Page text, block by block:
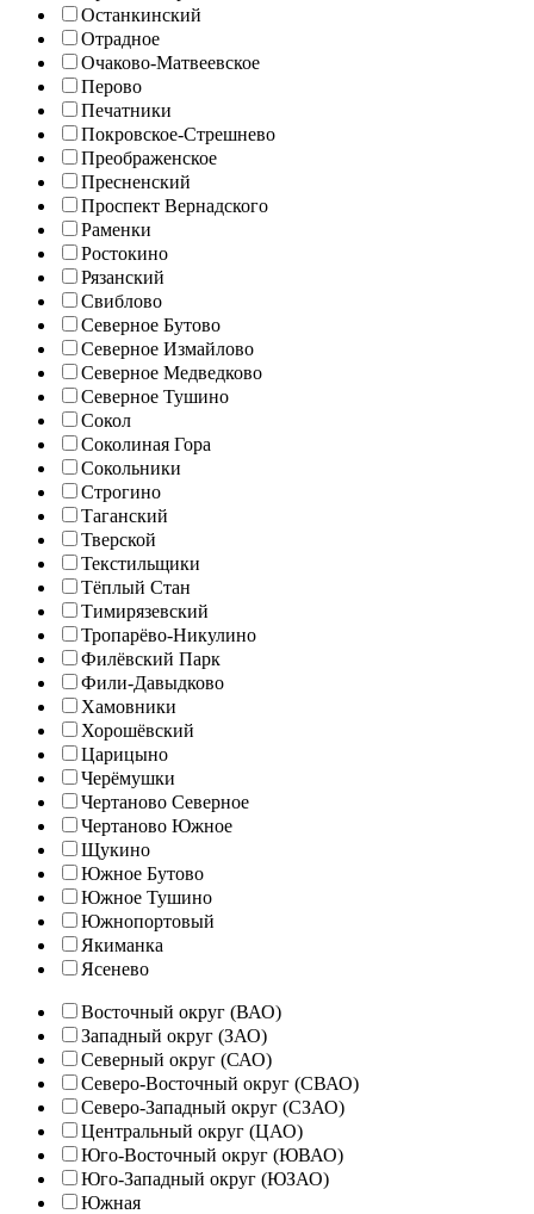
Останкинский
Отрадное
Очаково-Матвеевское
Перово
Печатники
Покровское-Стрешнево
Преображенское
Пресненский
Проспект Вернадского
Раменки
Ростокино
Рязанский
Свиблово
Северное Бутово
Северное Измайлово
Северное Медведково
Северное Тушино
Сокол
Соколиная Гора
Сокольники
Строгино
Таганский
Тверской
Текстильщики
Тёплый Стан
Тимирязевский
Тропарёво-Никулино
Филёвский Парк
Фили-Давыдково
Хамовники
Хорошёвский
Царицыно
Черёмушки
Чертаново Северное
Чертаново Южное
Щукино
Южное Бутово
Южное Тушино
Южнопортовый
Якиманка
Ясенево
Восточный округ (ВАО)
Западный округ (ЗАО)
Северный округ (САО)
Северо-Восточный округ (СВАО)
Северо-Западный округ (СЗАО)
Центральный округ (ЦАО)
Юго-Восточный округ (ЮВАО)
Юго-Западный округ (ЮЗАО)
Южная